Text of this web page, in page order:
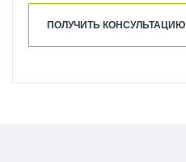
ПОЛУЧИТЬ КОНСУЛЬТАЦИЮ